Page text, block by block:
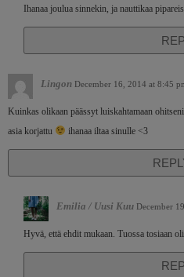
Ihanaa joulua sinnekin, ja nauttikaa
Lingon December 16, 2014 at 8:45
Kuinkas olikaan päässyt luiskahtamaan
asia korjattu
ihanaa iltaa sinulle <3
Emilia / Uusi Kuu December
Hyvä, että ehdit mukaan. Tuossa tosiaan